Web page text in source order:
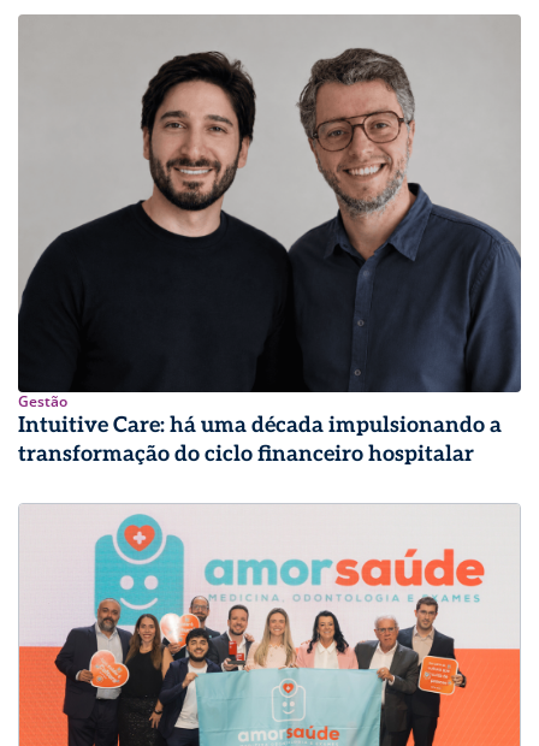
Gestão
Intuitive Care: há uma década impulsionando a
transformação do ciclo financeiro hospitalar